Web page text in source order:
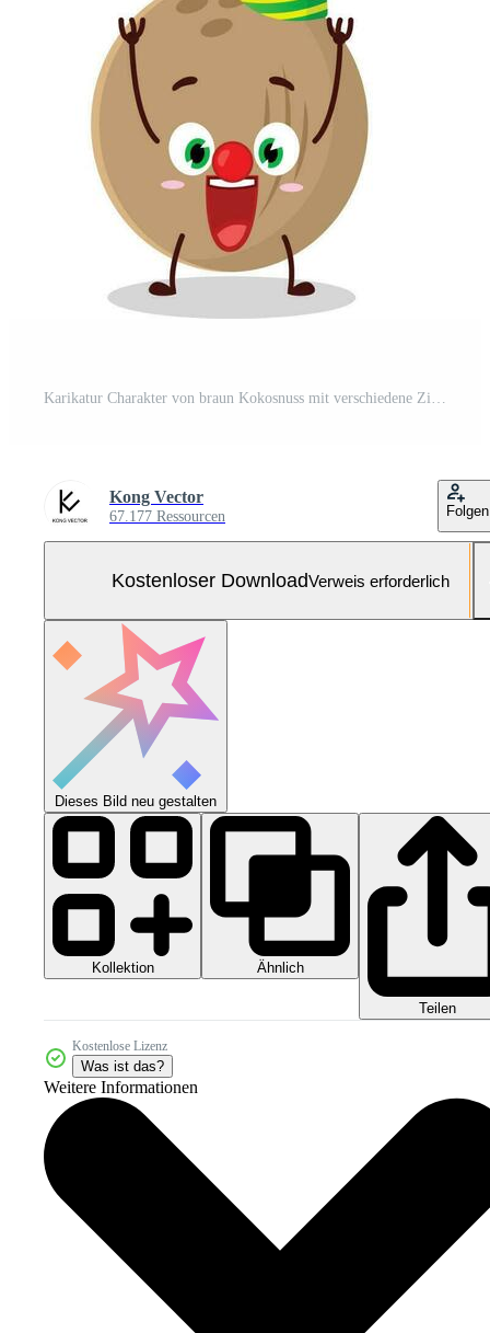
Karikatur Charakter von braun Kokosnuss mit verschiedene Zirkus zeigt an Kostenloser Vektor und Kostenloses SVG
Kong Vector
67.177 Ressourcen Folgen
Kostenloser DownloadVerweis erforderlich
Dieses Bild neu gestalten
Kollektion Ähnlich
Teilen
Kostenlose Lizenz
Was ist das?
Weitere Informationen